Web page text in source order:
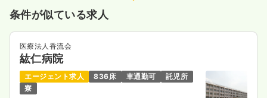
ICU系正看護師
条件が似ている求人
医療法人香流会
紘仁病院
エージェント求人 836床 車通勤可
託児所
寮